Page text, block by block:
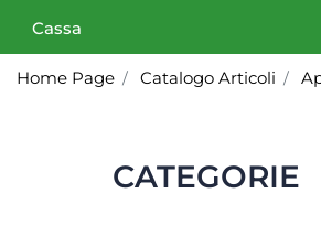
Cassa
Home Page Catalogo Articoli
CATEGORIE